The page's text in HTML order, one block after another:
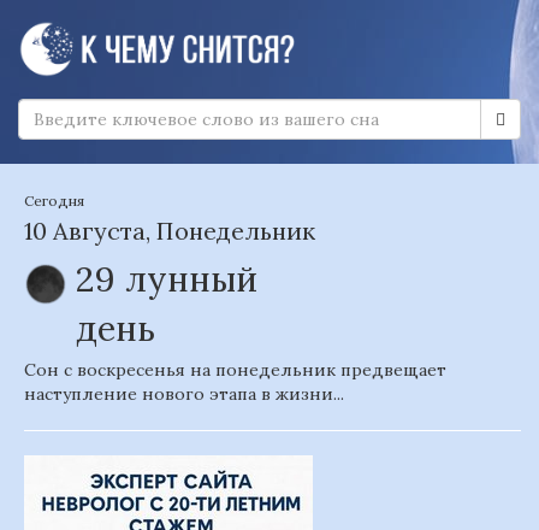
Сегодня
10 Августа, Понедельник
29 лунный
день
Сон с воскресенья на понедельник предвещает
наступление нового этапа в жизни...